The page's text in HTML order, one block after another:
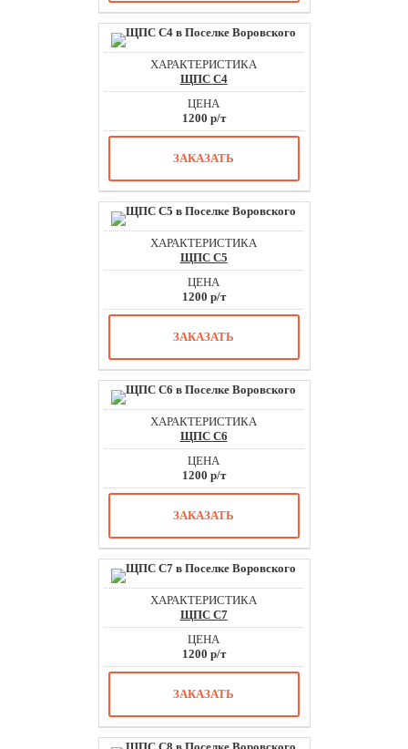
ЩПС С4
1200 р/т
ЗАКАЗАТЬ
ЩПС С5
1200 р/т
ЗАКАЗАТЬ
ЩПС С6
1200 р/т
ЗАКАЗАТЬ
ЩПС С7
1200 р/т
ЗАКАЗАТЬ